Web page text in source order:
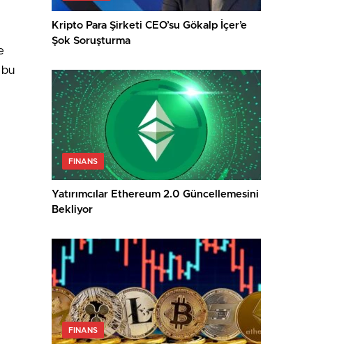
Kripto Para Şirketi CEO’su Gökalp İçer’e
Şok Soruşturma
FINANS
Yatırımcılar Ethereum 2.0 Güncellemesini
Bekliyor
FINANS